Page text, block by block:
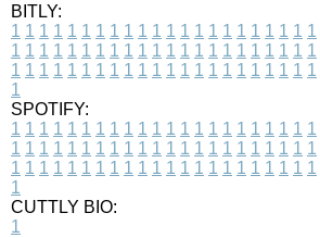
BITLY:
1 1 1 1 1 1 1 1 1 1 1 1 1 1 1 1 1 1 1 1 1 1
1 1 1 1 1 1 1 1 1 1 1 1 1 1 1 1 1 1 1 1 1 1
1 1 1 1 1 1 1 1 1 1 1 1 1 1 1 1 1 1 1 1 1 1
1
SPOTIFY:
1 1 1 1 1 1 1 1 1 1 1 1 1 1 1 1 1 1 1 1 1 1
1 1 1 1 1 1 1 1 1 1 1 1 1 1 1 1 1 1 1 1 1 1
1 1 1 1 1 1 1 1 1 1 1 1 1 1 1 1 1 1 1 1 1 1
1
CUTTLY BIO:
1